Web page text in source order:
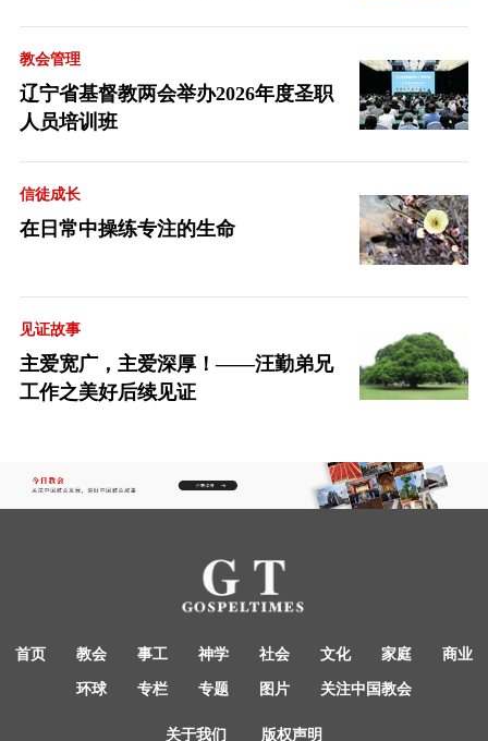
教会管理
辽宁省基督教两会举办2026年度圣职
人员培训班
信徒成长
在日常中操练专注的生命
见证故事
主爱宽广，主爱深厚！——汪勤弟兄
工作之美好后续见证
首页 教会 事工 神学 社会 文化 家庭 商业
环球 专栏 专题 图片 关注中国教会
关于我们 版权声明